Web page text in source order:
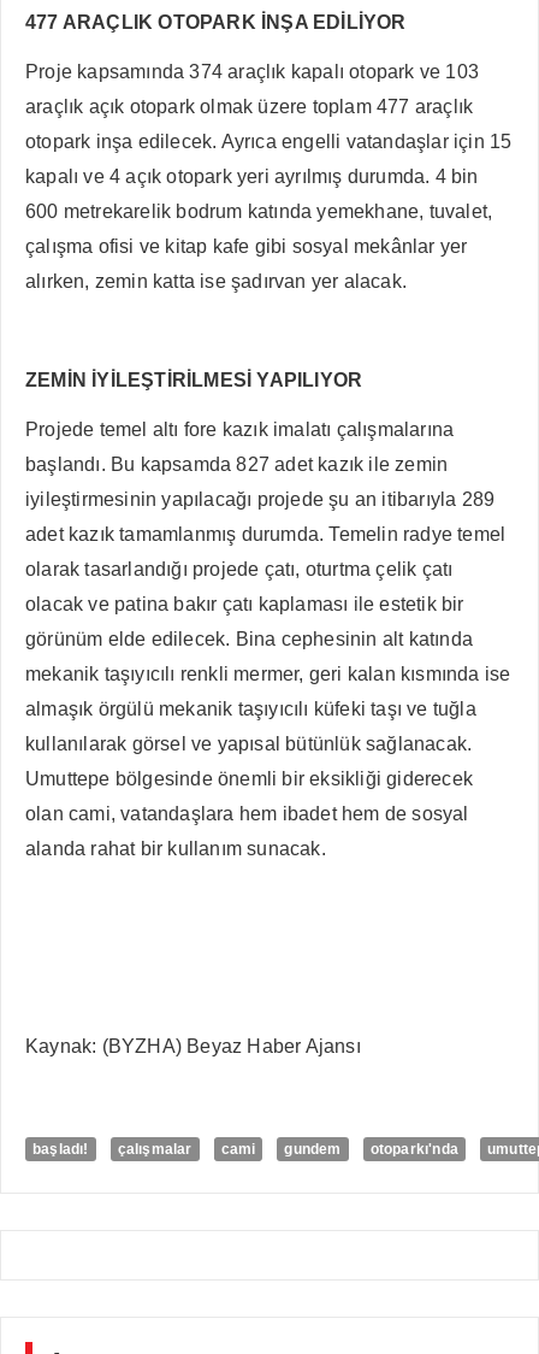
477 ARAÇLIK OTOPARK İNŞA EDİLİYOR
Proje kapsamında 374 araçlık kapalı otopark ve 103
araçlık açık otopark olmak üzere toplam 477 araçlık
otopark inşa edilecek. Ayrıca engelli vatandaşlar için 15
kapalı ve 4 açık otopark yeri ayrılmış durumda. 4 bin
600 metrekarelik bodrum katında yemekhane, tuvalet,
çalışma ofisi ve kitap kafe gibi sosyal mekânlar yer
alırken, zemin katta ise şadırvan yer alacak.
ZEMİN İYİLEŞTİRİLMESİ YAPILIYOR
Projede temel altı fore kazık imalatı çalışmalarına
başlandı. Bu kapsamda 827 adet kazık ile zemin
iyileştirmesinin yapılacağı projede şu an itibarıyla 289
adet kazık tamamlanmış durumda. Temelin radye temel
olarak tasarlandığı projede çatı, oturtma çelik çatı
olacak ve patina bakır çatı kaplaması ile estetik bir
görünüm elde edilecek. Bina cephesinin alt katında
mekanik taşıyıcılı renkli mermer, geri kalan kısmında ise
almaşık örgülü mekanik taşıyıcılı küfeki taşı ve tuğla
kullanılarak görsel ve yapısal bütünlük sağlanacak.
Umuttepe bölgesinde önemli bir eksikliği giderecek
olan cami, vatandaşlara hem ibadet hem de sosyal
alanda rahat bir kullanım sunacak.
Kaynak: (BYZHA) Beyaz Haber Ajansı
başladı! çalışmalar cami gundem otoparkı'nda